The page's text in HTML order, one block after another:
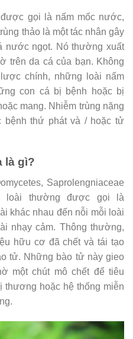
gọi là nấm mốc nước,
thảo là một tác nhân gây
nước ngọt. Nó thường xuất
trên da cá của bạn. Không
chính, những loài nấm
con cá bị bệnh hoặc bị
mang. Nhiễm trùng nặng
bệnh thứ phát và / hoặc tử
là gì?
Saprolengniaceae
loài thường được gọi là
khác nhau đến nỗi mỗi loài
nhạy cảm. Thông thường,
hữu cơ đã chết và tái tạo
tử. Những bào tử này gieo
một chút mô chết để tiêu
thương hoặc hệ thống miễn